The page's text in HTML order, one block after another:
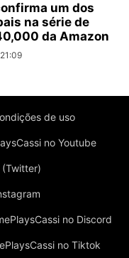
um dos
na série de
da Amazon
de uso
no Youtube
(Twitter)
no Discord
no Tiktok